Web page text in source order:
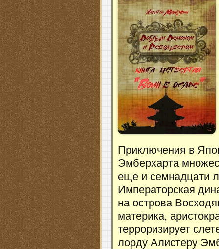
Приключения в
Эмберхарта
еще и семнадцати
Императорская
на острова
материка,
терроризирует
лорду Алистеру